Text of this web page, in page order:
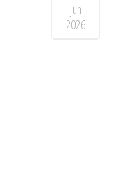
jun
2026